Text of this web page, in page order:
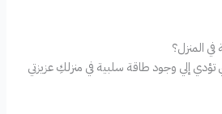
المنزل؟
تؤدي إلي وجود طاقة سلبية في منزلكِ عزيزتي